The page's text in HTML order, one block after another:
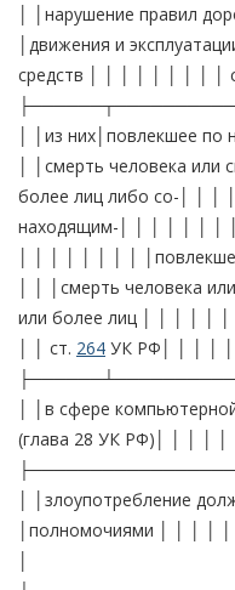
│ │нарушение правил
│движения и
средств │ │ │ │ │ │ │ │ │
│ │из них│повлекшее
│ │смерть человека
более лиц либо со-│ │ │
находящим-│ │ │ │ │ │ │
│ │ │ │ │ │ │ │
│ │ │смерть человека
или более лиц │ │ │ │ │ │
│ │ ст. 264 УК РФ│ │ │ │ │
│ │в сфере
(глава 28 УК РФ)│ │ │ │ │
│ │злоупотребление
│полномочиями │ │ │ │